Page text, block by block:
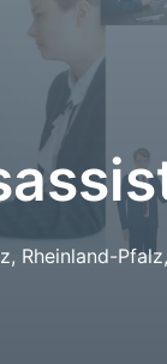
, Rheinland-Pfalz,